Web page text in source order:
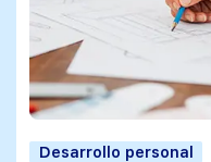
Desarrollo personal